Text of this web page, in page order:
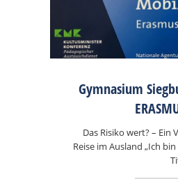
Gymnasium
Das Risiko wert? –
Reise im Ausland „Ich